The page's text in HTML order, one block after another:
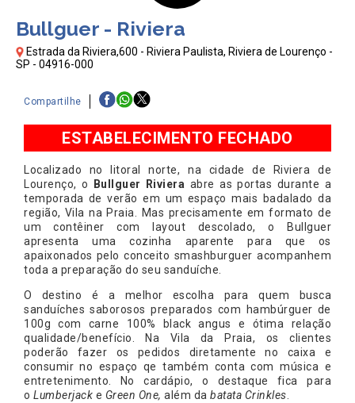
Bullguer - Riviera
Estrada da Riviera,600 - Riviera Paulista, Riviera de Lourenço -
SP - 04916-000
Compartilhe
ESTABELECIMENTO FECHADO
Localizado no litoral norte, na cidade de Riviera de
Lourenço, o
Bullguer Riviera abre as portas durante a
temporada de verão em um espaço mais badalado da
região, Vila na Praia. Mas precisamente em formato de
um contêiner com layout descolado, o Bullguer
apresenta uma cozinha aparente para que os
apaixonados pelo conceito smashburguer acompanhem
toda a preparação do seu sanduíche.
O destino é a melhor escolha para quem busca
sanduíches saborosos preparados com hambúrguer de
100g com carne 100% black angus e ótima relação
qualidade/benefício. Na Vila da Praia, os clientes
poderão fazer os pedidos diretamente no caixa e
consumir no espaço qe também conta com música e
entretenimento. No cardápio, o destaque fica para
o Lumberjack e Green One, além da batata Crinkles.